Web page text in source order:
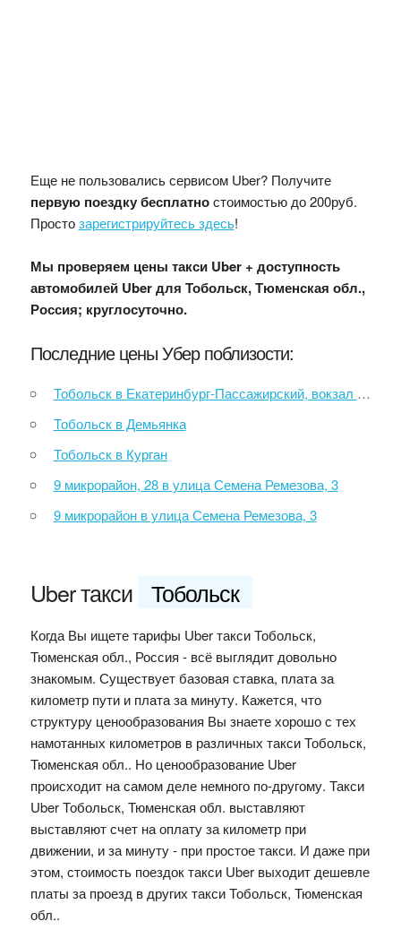
Еще не пользовались сервисом Uber? Получите
первую поездку бесплатностоимостью до 200руб.
Простозарегистрируйтесь здесь!
Мы проверяем цены такси Uber + доступность
автомобилей Uber для Тобольск, Тюменская обл.,
Россия; круглосуточно.
Последние цены Убер поблизости:
Тобольск в Екатеринбург-Пассажирский, вокзал станции СвЖД, сервисный центр
Тобольск в Демьянка
Тобольск в Курган
9 микрорайон, 28 в улица Семена Ремезова, 3
9 микрорайон в улица Семена Ремезова, 3
Uber такси Тобольск
Когда Вы ищете тарифы Uber такси Тобольск,
Тюменская обл., Россия - всё выглядит довольно
знакомым. Существует базовая ставка, плата за
километр пути и плата за минуту. Кажется, что
структуру ценообразования Вы знаете хорошо с тех
намотанных километров в различных такси Тобольск,
Тюменская обл.. Но ценообразование Uber
происходит на самом деле немного по-другому. Такси
Uber Тобольск, Тюменская обл. выставляют
выставляют счет на оплату за километр при
движении, и за минуту - при простое такси. И даже при
этом, стоимость поездок такси Uber выходит дешевле
платы за проезд в других такси Тобольск, Тюменская
обл..